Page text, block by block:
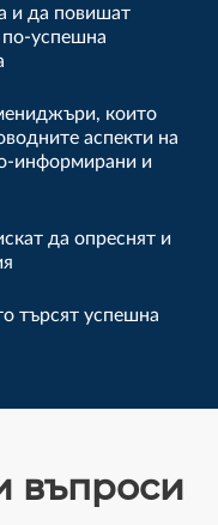
и да повишат
по-успешна
които
аспекти на
информирани и
да опреснят и
търсят успешна
въпроси